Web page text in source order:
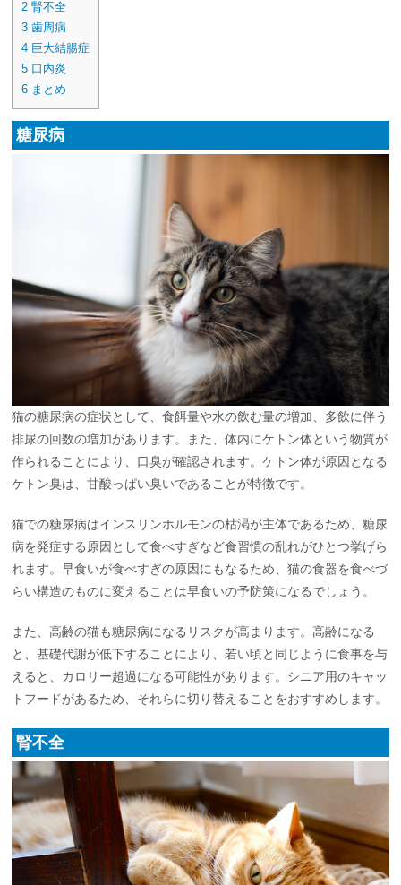
2 腎不全
3 歯周病
4 巨大結腸症
5 口内炎
6 まとめ
糖尿病
猫の糖尿病の症状として、食餌量や水の飲む量の増加、多飲に伴う
排尿の回数の増加があります。また、体内にケトン体という物質が
作られることにより、口臭が確認されます。ケトン体が原因となる
ケトン臭は、甘酸っぱい臭いであることが特徴です。
猫での糖尿病はインスリンホルモンの枯渇が主体であるため、糖尿
病を発症する原因として食べすぎなど食習慣の乱れがひとつ挙げら
れます。早食いが食べすぎの原因にもなるため、猫の食器を食べづ
らい構造のものに変えることは早食いの予防策になるでしょう。
また、高齢の猫も糖尿病になるリスクが高まります。高齢になる
と、基礎代謝が低下することにより、若い頃と同じように食事を与
えると、カロリー超過になる可能性があります。シニア用のキャッ
トフードがあるため、それらに切り替えることをおすすめします。
腎不全